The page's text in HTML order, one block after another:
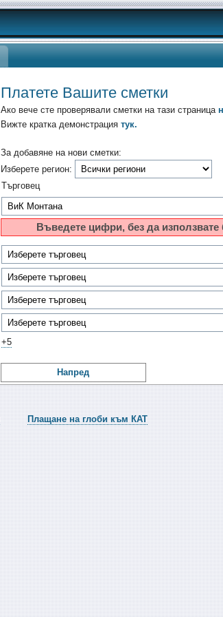
Платете Вашите сметки
Ако вече сте проверявали сметки на тази страница
Вижте кратка демонстрация тук.
За добавяне на нови сметки:
Изберете регион:
Търговец
Въведете цифри, без да използвате
+5
Напред
Плащане на глоби към КАТ